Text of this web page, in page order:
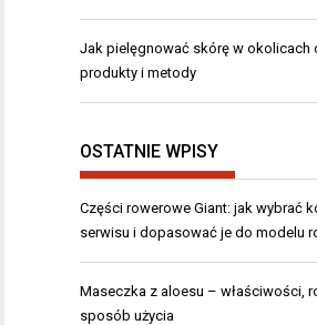
Jak pielęgnować skórę w okolicach
produkty i metody
OSTATNIE WPISY
Części rowerowe Giant: jak wybrać
serwisu i dopasować je do modelu
Maseczka z aloesu – właściwości,
sposób użycia